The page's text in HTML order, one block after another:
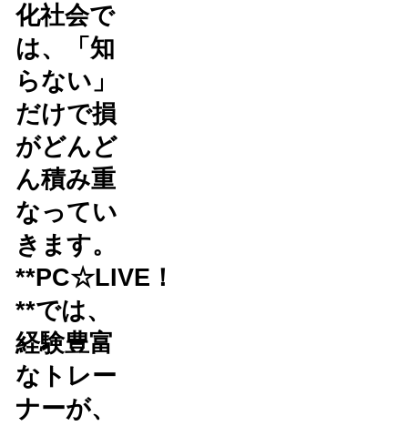
化社会で
は、「知
らない」
だけで損
がどんど
ん積み重
なってい
きます。
**PC☆LIVE！
**では、
経験豊富
なトレー
ナーが、